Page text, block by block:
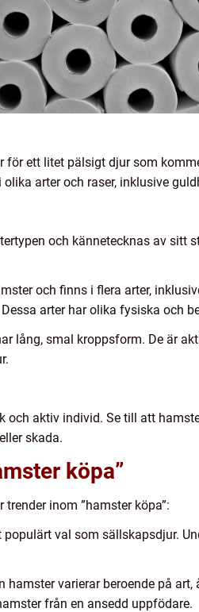
ett litet pälsigt djur som
arter och raser, inklusive
och kännetecknas av sitt
och finns i flera arter,
arter har olika fysiska och
lång, smal kroppsform. De är
aktiv individ. Se till att
skada.
köpa”
inom ”hamster köpa”:
val som sällskapsdjur.
varierar beroende på
från en ansedd uppfödare.